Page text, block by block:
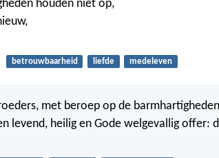
houden niet op,
betrouwbaarheid liefde medeleven
met beroep op de
levend, heilig en Gode welgevallig offer: